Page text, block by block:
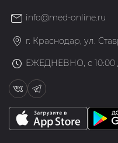
info@med-online.ru
г. Краснодар, ул.
ЕЖЕДНЕВНО, с 10:00